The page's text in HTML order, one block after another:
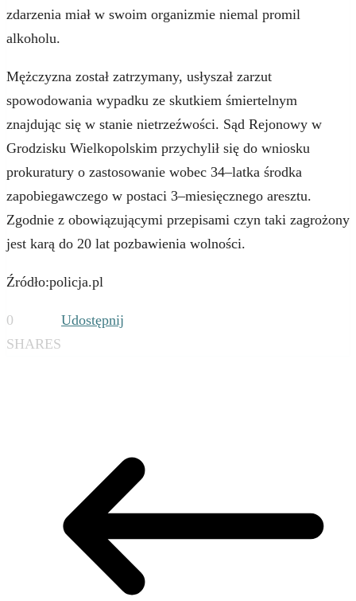
zdarzenia miał w swoim organizmie niemal promil
alkoholu.
Mężczyzna został zatrzymany, usłyszał zarzut
spowodowania wypadku ze skutkiem śmiertelnym
znajdując się w stanie nietrzeźwości. Sąd Rejonowy w
Grodzisku Wielkopolskim przychylił się do wniosku
prokuratury o zastosowanie wobec 34–latka środka
zapobiegawczego w postaci 3–miesięcznego aresztu.
Zgodnie z obowiązującymi przepisami czyn taki zagrożony
jest karą do 20 lat pozbawienia wolności.
Źródło:policja.pl
0
SHARES
Udostępnij